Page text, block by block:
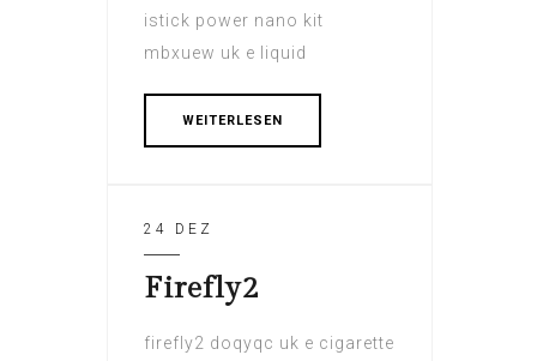
istick power nano kit
mbxuew uk e liquid
WEITERLESEN
24 DEZ
Firefly2
firefly2 doqyqc uk e cigarette